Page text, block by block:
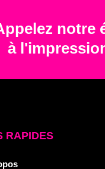
notre
à
RAPIDES